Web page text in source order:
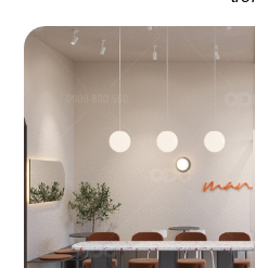
47
WHAT THE PHỞ
Nhà hàng Việt